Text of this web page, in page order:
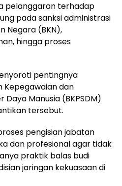
pelanggaran terhadap
pada sanksi administrasi
Negara (BKN),
hingga proses
pentingnya
Kepegawaian dan
Manusia (BKPSDM)
tersebut.
pengisian jabatan
dan profesional agar tidak
praktik balas budi
jaringan kekuasaan di